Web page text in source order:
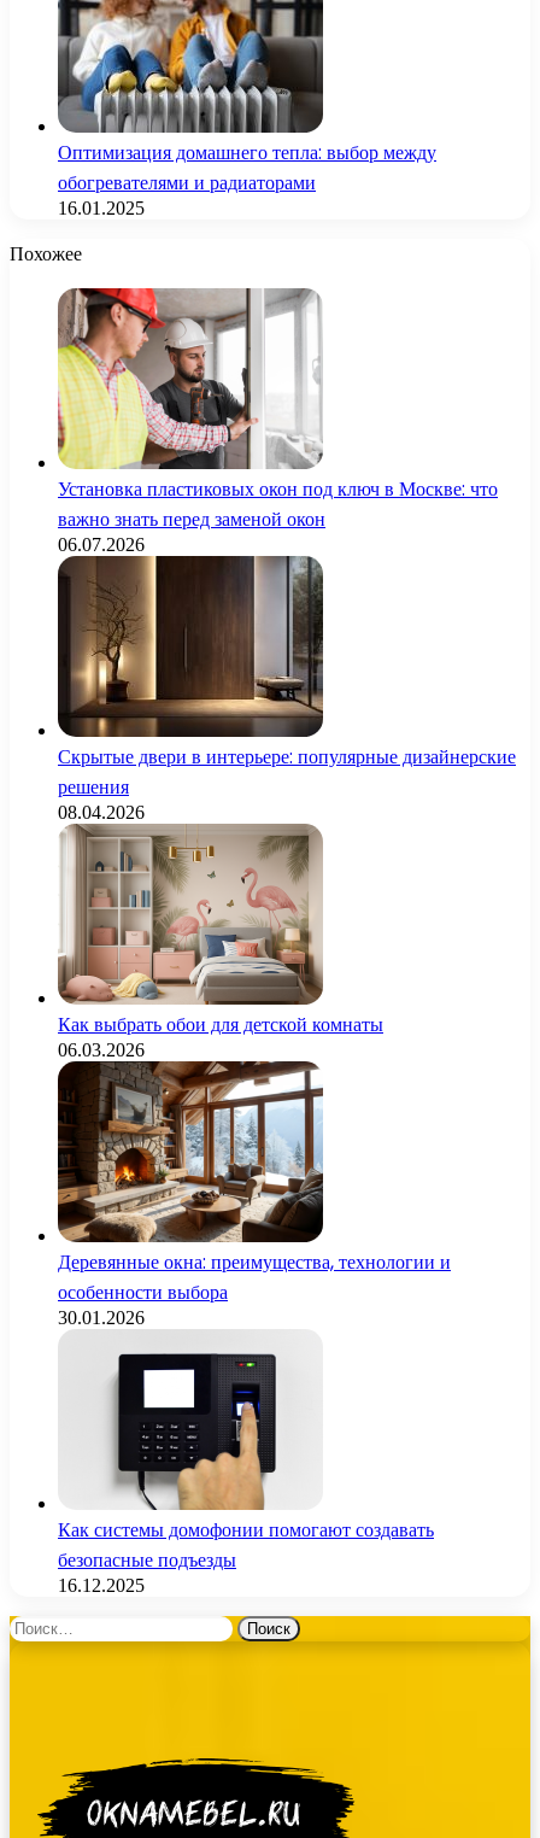
Оптимизация домашнего тепла: выбор между
обогревателями и радиаторами
16.01.2025
Похожее
Установка пластиковых окон под ключ в Москве: что
важно знать перед заменой окон
06.07.2026
Скрытые двери в интерьере: популярные дизайнерские
решения
08.04.2026
Как выбрать обои для детской комнаты
06.03.2026
Деревянные окна: преимущества, технологии и
особенности выбора
30.01.2026
Как системы домофонии помогают создавать
безопасные подъезды
16.12.2025
Найти: